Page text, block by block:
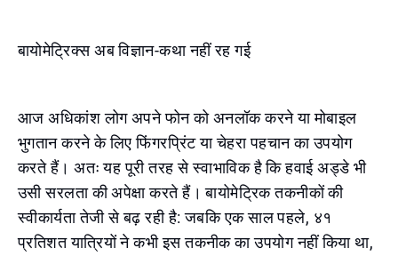
बायोमेट्रिक्स अब विज्ञान-कथा नहीं रह गई
आज अधिकांश लोग अपने फोन को अनलॉक करने या मोबाइल
भुगतान करने के लिए फिंगरप्रिंट या चेहरा पहचान का उपयोग
करते हैं। अतः यह पूरी तरह से स्वाभाविक है कि हवाई अड्डे भी
उसी सरलता की अपेक्षा करते हैं। बायोमेट्रिक तकनीकों की
स्वीकार्यता तेजी से बढ़ रही है: जबकि एक साल पहले, ४१
प्रतिशत यात्रियों ने कभी इस तकनीक का उपयोग नहीं किया था,